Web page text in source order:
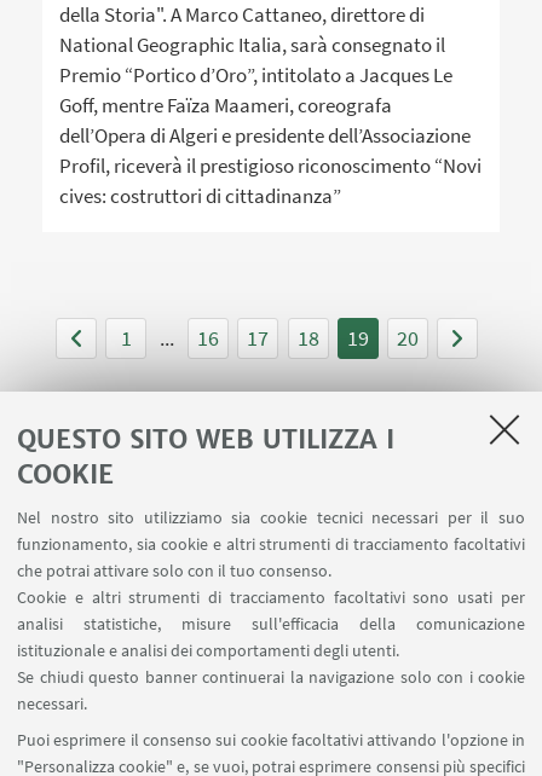
QUESTO SITO WEB UTILIZZA I
COOKIE
Nel nostro sito utilizziamo sia cookie tecnici necessari per il suo
funzionamento, sia cookie e altri strumenti di tracciamento facoltativi
che potrai attivare solo con il tuo consenso.
Cookie e altri strumenti di tracciamento facoltativi sono usati per
analisi statistiche, misure sull'efficacia della comunicazione
istituzionale e analisi dei comportamenti degli utenti.
Se chiudi questo banner continuerai la navigazione solo con i cookie
necessari.
Puoi esprimere il consenso sui cookie facoltativi attivando l'opzione in
"Personalizza cookie" e, se vuoi, potrai esprimere consensi più specifici
della Storia". A Marco Cattaneo, direttore di
National Geographic Italia, sarà consegnato il
Premio “Portico d’Oro”, intitolato a Jacques Le
Goff, mentre Faïza Maameri, coreografa
dell’Opera di Algeri e presidente dell’Associazione
Profil, riceverà il prestigioso riconoscimento “Novi
cives: costruttori di cittadinanza”
1 ... 16 17 18 19 20
Area riservata
Contatti
SEGUI IL DIPARTIMENTO SU:
SEGUI UNIBO SU: